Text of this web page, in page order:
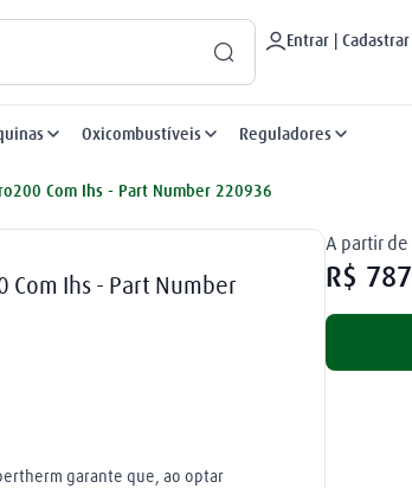
Entrar | Cadastrar
Oxicombustíveis Reguladores
Com Ihs - Part Number 220936
Com Ihs - Part Number
garante que, ao optar
A partir de
R$ 787